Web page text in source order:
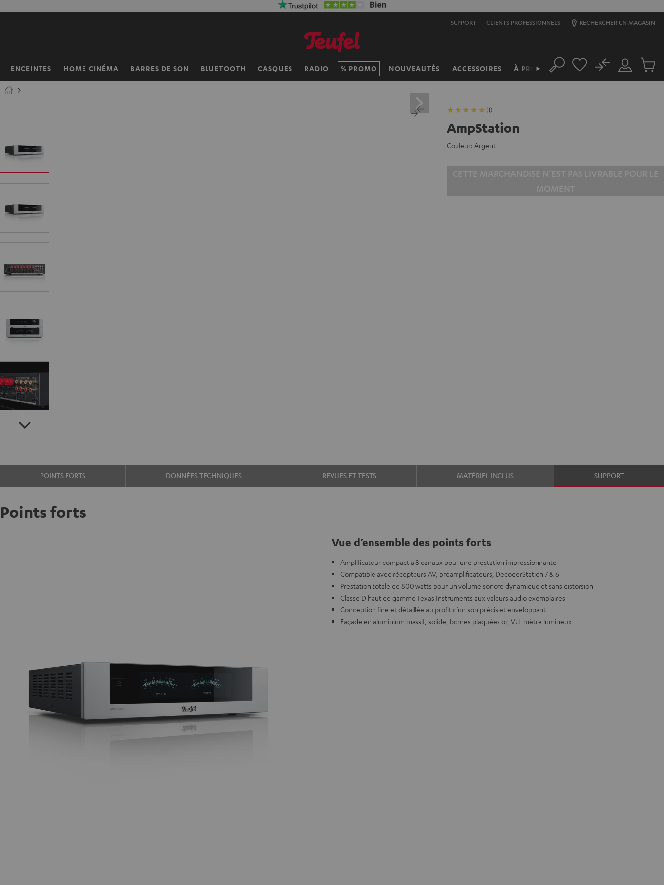
SUPPORT CLIENTS PROFESSIONNELS RECHERCHER UN MAGASIN
ENCEINTES HOME CINÉMA BARRES DE SON BLUETOOTH CASQUES RADIO PROMO NOUVEAUTÉS ACCESSOIRES À PROPOS
►
Page
d’accueil
Rechercher
Mon
compte
No
(1)
AmpStation
Couleur: Argent
POINTS FORTS DONNÉES TECHNIQUES REVUES ET TESTS MATÉRIEL INCLUS SUPPORT
Points forts
Vue d’ensemble des points forts
Amplificateur compact à 8 canaux pour une prestation impressionnante
Compatible avec récepteurs AV, préamplificateurs, DecoderStation 7 & 6
Prestation totale de 800 watts pour un volume sonore dynamique et sans distorsion
Classe D haut de gamme Texas Instruments aux valeurs audio exemplaires
Conception fine et détaillée au profit d’un son précis et enveloppant
Façade en aluminium massif, solide, bornes plaquées or, VU-mètre lumineux